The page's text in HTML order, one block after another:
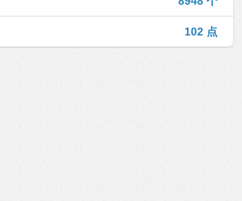
102 点